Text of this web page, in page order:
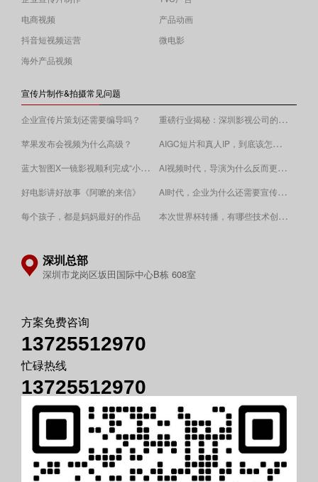
电商视频
产品动画
抖音短视频运营
微电影
海外产品视频
宣传片制作&拍摄常见问题
企业宣传片策划还需要编导吗？ 重磅行业揭秘：深圳影视公司的收费逻辑！
苹果发布会视频为什么高级？
AIGC短片和真人IP，到底该怎么选？
蓝大智图X一镜影视顺利完成“小蓝本”广告影片拍摄制作。
AI视频时代，导演为什么反而更重要？
好电影讲好故事《阿嚒的来信》 AI时代，企业为什么还需要宣传片？
每个孩子，都是妈妈最好的作品 ​本次世界杯转播，有哪些技术创新值得关注？
深圳总部
深圳市龙岗区坂田国际中心B栋 608室
方案免费咨询
13725512970
忙碌热线
13725512970